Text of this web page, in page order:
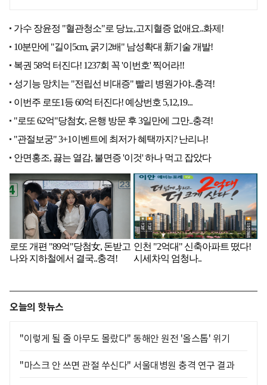
오늘의 핫뉴스
"이렇게 될 줄 아무도 몰랐다" 동해안 원전 '올스톱' 위기
"마스크 안 쓰면 관절 쑤신다" 서울대병원 충격 연구 결과